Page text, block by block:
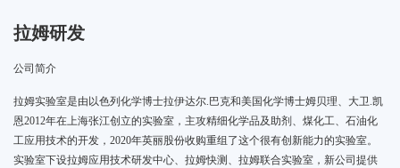
拉姆研发
公司简介
拉姆实验室是由以色列化学博士拉伊达尔.巴克和美国化学博士姆贝理、大卫.凯
恩2012年在上海张江创立的实验室，主攻精细化学品及助剂、煤化工、石油化
工应用技术的开发，2020年英丽股份收购重组了这个很有创新能力的实验室。
实验室下设拉姆应用技术研发中心、拉姆快测、拉姆联合实验室，新公司提供